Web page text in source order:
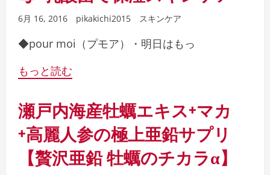
6月 16, 2016 pikakichi2015 スキンケア
◆pour moi（プモア）・明日はもっ
もっと読む
瀬戸内海産牡蠣エキス+マカ
+高麗人参の極上亜鉛サプリ
【贅沢亜鉛 牡蠣のチカラα】